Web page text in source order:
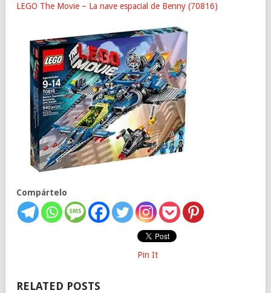
LEGO The Movie – La nave espacial de Benny (70816)
Compártelo
Pin It
RELATED POSTS